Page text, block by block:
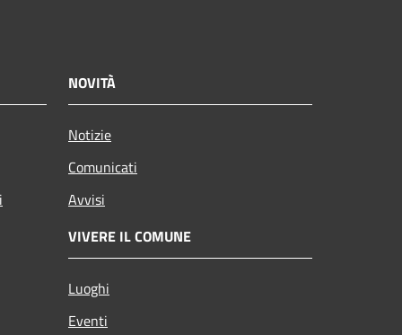
NOVITÀ
Notizie
Comunicati
Avvisi
VIVERE IL COMUNE
Luoghi
Eventi